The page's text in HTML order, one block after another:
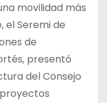
movilidad más
el Seremi de
de
presentó
del Consejo